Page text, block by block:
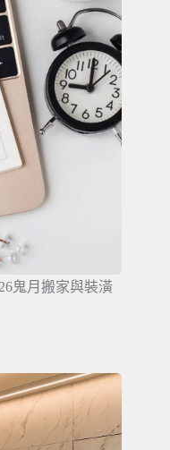
鬼月搬家與裝潢